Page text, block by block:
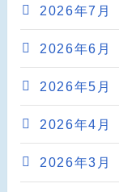
2026年7月
2026年6月
2026年5月
2026年4月
2026年3月